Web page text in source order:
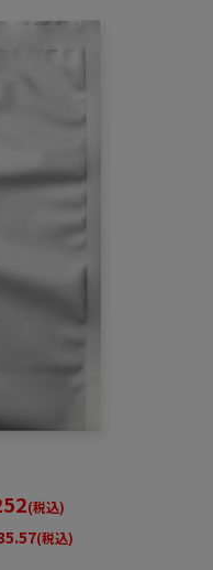
(税込)
(税込)